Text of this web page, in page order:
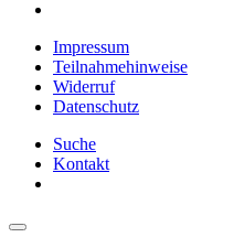
Impressum
Teilnahmehinweise
Widerruf
Datenschutz
Suche
Kontakt